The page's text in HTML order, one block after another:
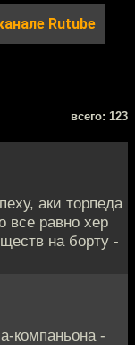
Rutube
всего: 123
аки торпеда
все равно хер
на борту -
компаньона -